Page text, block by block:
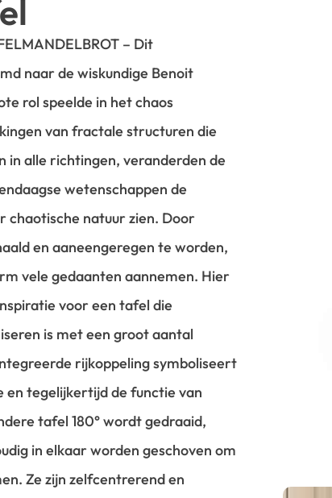
MANDELBROT – Dit
naar de wiskundige Benoit
rol speelde in het chaos
van fractale structuren die
in alle richtingen, veranderden de
wetenschappen de
chaotische natuur zien. Door
en aaneengeregen te worden,
vele gedaanten aannemen. Hier
voor een tafel die
is met een groot aantal
rijkoppeling symboliseert
en tegelijkertijd de functie van
tafel 180° wordt gedraaid,
in elkaar worden geschoven om
Ze zijn zelfcentrerend en